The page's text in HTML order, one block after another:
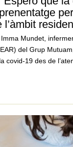
Mundet,
del Grup
covid-19 des de